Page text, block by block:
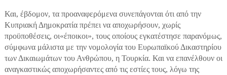
Και, έβδομον, τα προαναφερόμενα συνεπάγονται ότι από την
Κυπριακή Δημοκρατία πρέπει να αποχωρήσουν, χωρίς
προϋποθέσεις, οι«έποικοι», τους οποίους εγκατέστησε παρανόμως,
σύμφωνα μάλιστα με την νομολογία του Ευρωπαϊκού Δικαστηρίου
των Δικαιωμάτων του Ανθρώπου, η Τουρκία. Και να επανέλθουν οι
αναγκαστικώς αποχωρήσαντες από τις εστίες τους, λόγω της